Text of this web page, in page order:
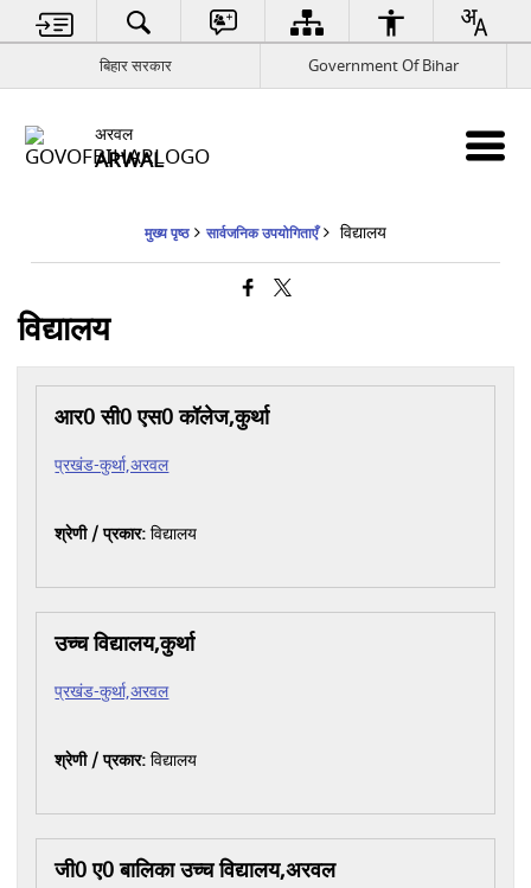
बिहार सरकार Government Of Bihar
अरवल
ARWAL
मुख्य पृष्ठ सार्वजनिक उपयोगिताएँ विद्यालय
विद्यालय
आर0 सी0 एस0 कॉलेज,कुर्था
प्रखंड-कुर्था,अरवल
श्रेणी / प्रकार:विद्यालय
उच्च विद्यालय,कुर्था
प्रखंड-कुर्था,अरवल
श्रेणी / प्रकार:विद्यालय
जी0 ए0 बालिका उच्च विद्यालय,अरवल